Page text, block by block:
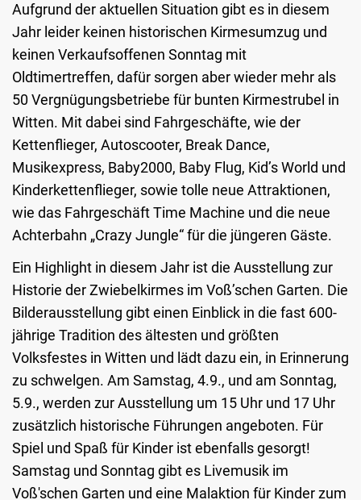
Aufgrund der aktuellen Situation gibt es in diesem
Jahr leider keinen historischen Kirmesumzug und
keinen Verkaufsoffenen Sonntag mit
Oldtimertreffen, dafür sorgen aber wieder mehr als
50 Vergnügungsbetriebe für bunten Kirmestrubel in
Witten. Mit dabei sind Fahrgeschäfte, wie der
Kettenflieger, Autoscooter, Break Dance,
Musikexpress, Baby2000, Baby Flug, Kid’s World und
Kinderkettenflieger, sowie tolle neue Attraktionen,
wie das Fahrgeschäft Time Machine und die neue
Achterbahn „Crazy Jungle“ für die jüngeren Gäste.
Ein Highlight in diesem Jahr ist die Ausstellung zur
Historie der Zwiebelkirmes im Voß’schen Garten. Die
Bilderausstellung gibt einen Einblick in die fast 600-
jährige Tradition des ältesten und größten
Volksfestes in Witten und lädt dazu ein, in Erinnerung
zu schwelgen. Am Samstag, 4.9., und am Sonntag,
5.9., werden zur Ausstellung um 15 Uhr und 17 Uhr
zusätzlich historische Führungen angeboten. Für
Spiel und Spaß für Kinder ist ebenfalls gesorgt!
Samstag und Sonntag gibt es Livemusik im
Voß'schen Garten und eine Malaktion für Kinder zum